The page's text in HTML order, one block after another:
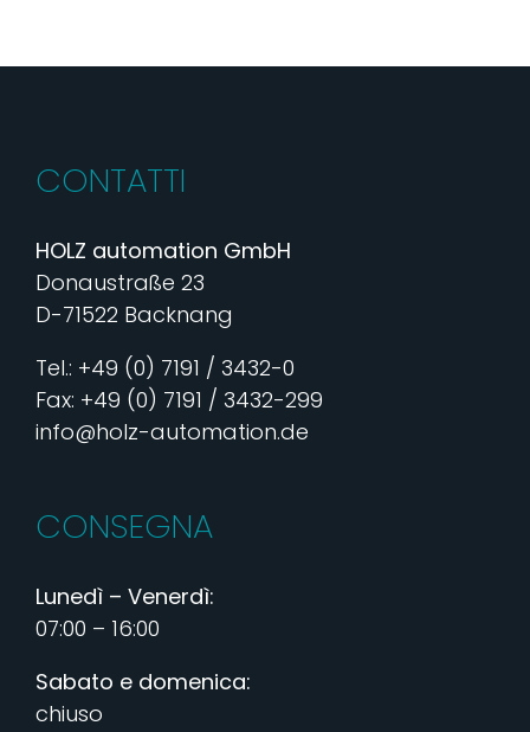
CONTATTI
HOLZ automation GmbH
Donaustraße 23
D-71522 Backnang
Tel.: +49 (0) 7191 / 3432-0
Fax: +49 (0) 7191 / 3432-299
info@holz-automation.de
CONSEGNA
Lunedì – Venerdì:
07:00 – 16:00
Sabato e domenica:
chiuso